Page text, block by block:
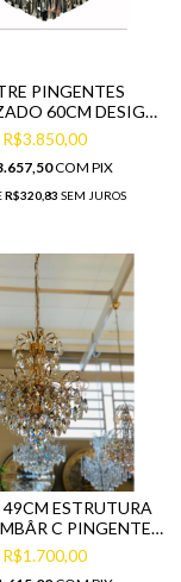
PINGENTES
60CM DESIGN
R$3.850,00
COM PIX
R$320,83 SEM JUROS
49CM ESTRUTURA
C PINGENTES
CRISTAL
R$1.700,00